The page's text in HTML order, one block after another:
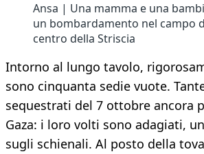
Ansa | Una mamma e una
un bombardamento nel campo
centro della Striscia
Intorno al lungo tavolo,
sono cinquanta sedie vuote.
sequestrati del 7 ottobre ancora
Gaza: i loro volti sono adagiati,
sugli schienali. Al posto della